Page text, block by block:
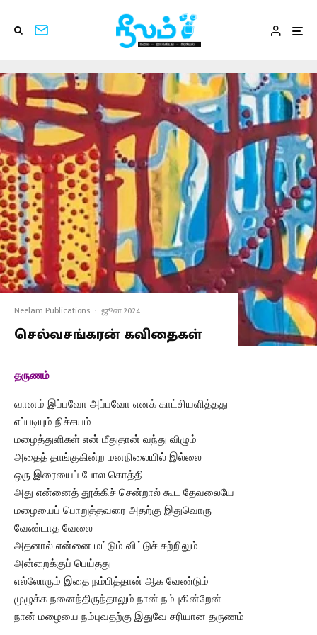
Neelam Publications · ஜூன் 2024
செல்வசங்கரன் கவிதைகள்
தருணம்
வானம் இப்பவோ அப்பவோ எனக் காட்சியளித்தது
எப்படியும் நிச்சயம்
மழைத்துளிகள் என் மீதுதான் வந்து விழும்
அதைத் தாங்குகின்ற மனநிலையில் இல்லை
ஒரு இரையைப் போல கொத்தி
அது என்னைத் தூக்கிச் சென்றால் கூட தேவலையே
மழையைப் பொறுத்தவரை அதற்கு இதுவொரு
வேண்டாத வேலை
அதனால் என்னை மட்டும் விட்டுச் சுற்றிலும்
அன்றைக்குப் பெய்தது
எல்லோரும் இதை நம்பித்தான் ஆக வேண்டும்
முழுக்க நனைந்திருந்தாலும் நான் நம்புகின்றேன்
நான் மழையை நம்புவதற்கு இதுவே சரியான தருணம்